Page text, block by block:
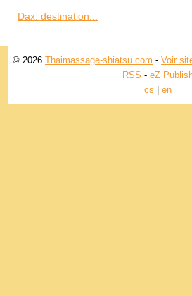
Dax: destination...
© 2026 Thaimassage-shiatsu.com - Voir
RSS - eZ
cs
en